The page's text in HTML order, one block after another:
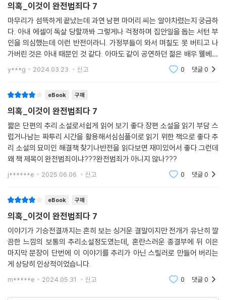
의혹_이것이 완전범죄다 7
마무리가 섬뜩하게 끝났는데 과연 남편 마머리 씨는 알아차렸는지 궁금하
다. 아내 에셀이 독살 당할까봐 그렇게나 걱정하며 집안일을 돕는 서턴 부
인을 의심했는데 이런 반전이라니. 가정부들이 와서 며칠도 못 버티고 나
가버린 것은 아내 때문인 것 같다. 아마도 같이 공연하던 젊은 배우 웰베크
와 바람이 난 것 같다. 비소를 이용해 여러 명을 독살을 했다는 여자가 한창
화젯거리
y***g 2024.03.23. 신고 0 댓글0
eBook 구매
의혹_이것이 완전범죄다 7
짧은 단편의 추리 소설로서쉽게 읽어 보기 좋다.장편 소설을 읽기 부담 스
럽거나남는 짜투리 시간을 활용해서심심풀이로 읽기 위한 책으로 좋다.추
리 소설의 묘미인 해결책 찾기나반전을 읽다보면 재미있어서 좋다.그런데
왜 책 제목이 완전범죄이냐???완전범죄가 아니지 않나???
j******e 2025.06.06. 신고 0 댓글0
eBook 구매
의혹_이것이 완전범죄다 7
이야기가 기승전결까지는 흔히 보는 싱거운 결말이지만 전개가 유난히 깔
끔한 느낌의 보통의 추리소설정도였는데, 혼란스러운 종결부에 뒤 이은
마지막 문장이 단번에 이 이야기를 추리가 아닌 스릴러로 만들어 버리는
게 상당히 인상적이었습니다.
m*****e 2024.05.31. 신고 0 댓글0